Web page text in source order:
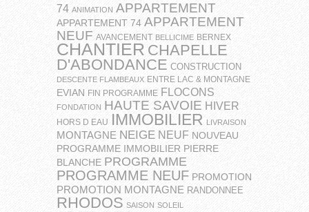
74 ANIMATION APPARTEMENT
APPARTEMENT 74 APPARTEMENT
NEUF AVANCEMENT BELLICIME BERNEX
CHANTIER CHAPELLE
D'ABONDANCE CONSTRUCTION
DESCENTE FLAMBEAUX ENTRE LAC & MONTAGNE
EVIAN FIN PROGRAMME FLOCONS
FONDATION HAUTE SAVOIE HIVER
HORS D EAU IMMOBILIER LIVRAISON
MONTAGNE NEIGE NEUF NOUVEAU
PROGRAMME IMMOBILIER PIERRE
BLANCHE PROGRAMME
PROGRAMME NEUF PROMOTION
PROMOTION MONTAGNE RANDONNEE
RHODOS SAISON SOLEIL